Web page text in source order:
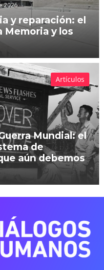
2026
y reparación: el
Memoria y los
Mundial: el
de
aún debemos
Artículos